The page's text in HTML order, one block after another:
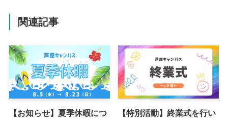
関連記事
【お知らせ】夏季休暇につ
【特別活動】終業式を行い